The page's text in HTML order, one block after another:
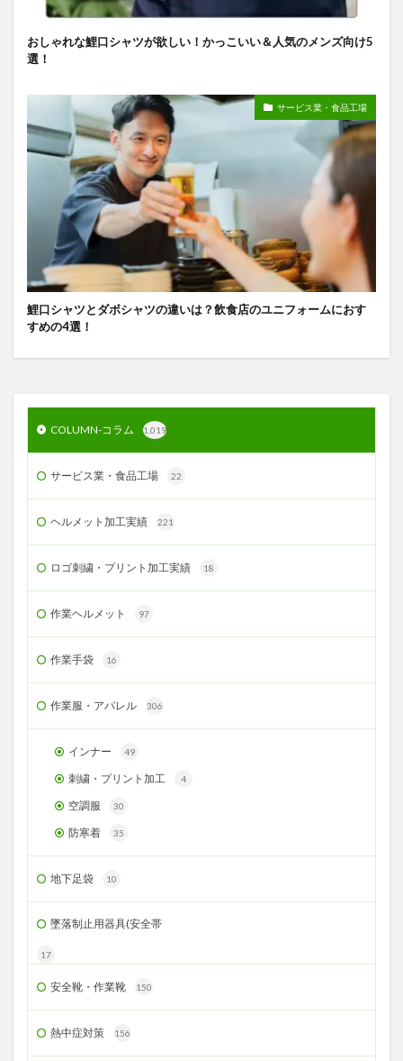
おしゃれな鯉口シャツが欲しい！かっこいい＆人気のメンズ向け5
選！
サービス業・食品工場
鯉口シャツとダボシャツの違いは？飲食店のユニフォームにおす
すめの4選！
COLUMN-コラム 1,019
サービス業・食品工場 22
ヘルメット加工実績 221
ロゴ刺繍・プリント加工実績 18
作業ヘルメット 97
作業手袋 16
作業服・アパレル 306
インナー 49
刺繍・プリント加工 4
空調服 30
防寒着 35
地下足袋 10
墜落制止用器具(安全帯
17
安全靴・作業靴 150
熱中症対策 156